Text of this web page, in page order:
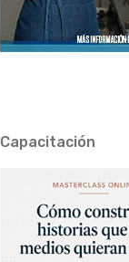
Capacitación